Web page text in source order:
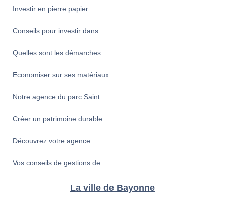
Investir en pierre papier :...
Conseils pour investir dans...
Quelles sont les démarches...
Economiser sur ses matériaux...
Notre agence du parc Saint...
Créer un patrimoine durable...
Découvrez votre agence...
Vos conseils de gestions de...
La ville de Bayonne